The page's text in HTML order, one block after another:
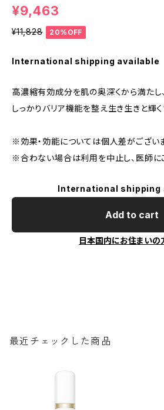
¥9,463
¥11,828 20%OFF
International shipping available
高濃縮有効成分を肌の奥深くから満たし、
しっかりバリア機能を整え生き生きと輝く
※効果・効能については個人差がございま
※合わない場合は利用を中止し、医師に
International shipping
Add to cart
日本国内にお住まいの
最近チェックした商品